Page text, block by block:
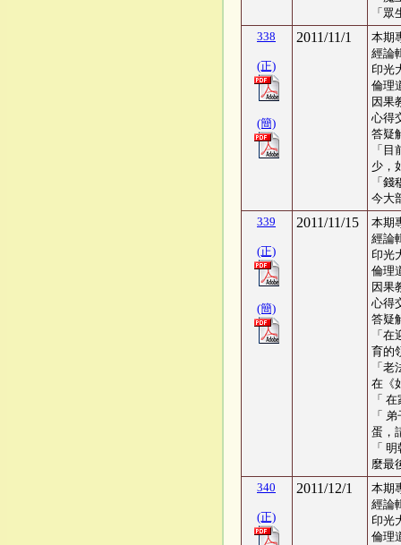
「
338
(正)
(簡)
2011/11/1
本期
經論
印光
倫理
因果
心得
答疑
「
少，
「
今大
339
(正)
(簡)
2011/11/15
本期
經論
印光
倫理
因果
心得
答疑
「
育的
「
在《
「
「
蛋，
「
麼最
340
(正)
2011/12/1
本期
經論
印光
倫理